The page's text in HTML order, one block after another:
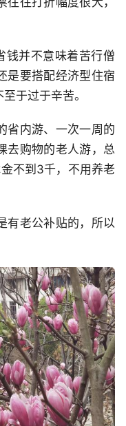
钱并不意味着苦行僧
是要搭配经济型住宿
于过于辛苦。
省内游、一次一周的
去购物的老人游，总
不到3千，不用养老
有老公补贴的，所以